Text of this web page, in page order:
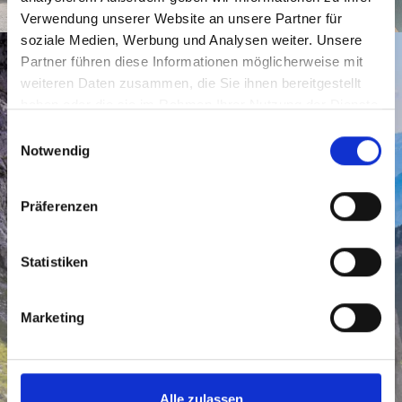
Verwendung unserer Website an unsere Partner für
soziale Medien, Werbung und Analysen weiter. Unsere
Partner führen diese Informationen möglicherweise mit
weiteren Daten zusammen, die Sie ihnen bereitgestellt
E
i
n
w
i
l
i
g
u
n
g
s
Notwendig
Präferenzen
Statistiken
Marketing
Alle zulassen